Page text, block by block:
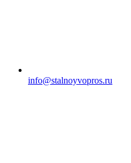
info@stalnoyvopros.ru